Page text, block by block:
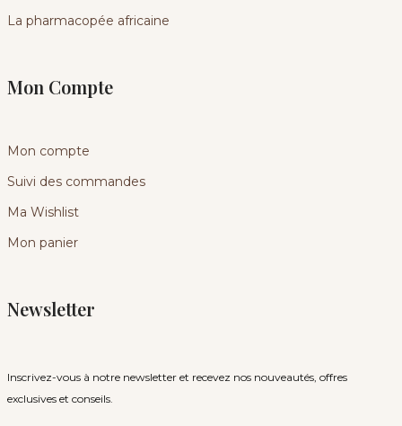
La pharmacopée africaine
Mon Compte
Mon compte
Suivi des commandes
Ma Wishlist
Mon panier
Newsletter
Inscrivez-vous à notre newsletter et recevez nos nouveautés, offres
exclusives et conseils.